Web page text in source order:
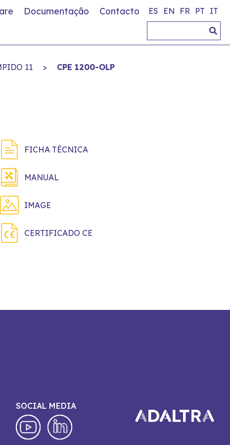
Documentação Contacto ES EN FR PT IT
11 > CPE 1200-OLP
FICHA TÉCNICA
MANUAL
IMAGE
CERTIFICADO CE
SOCIAL MEDIA